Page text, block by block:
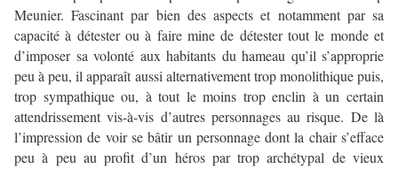
Meunier. Fascinant par bien des aspects et notamment par sa
capacité à détester ou à faire mine de détester tout le monde et
d’imposer sa volonté aux habitants du hameau qu’il s’approprie
peu à peu, il apparaît aussi alternativement trop monolithique puis,
trop sympathique ou, à tout le moins trop enclin à un certain
attendrissement vis-à-vis d’autres personnages au risque. De là
l’impression de voir se bâtir un personnage dont la chair s’efface
peu à peu au profit d’un héros par trop archétypal de vieux